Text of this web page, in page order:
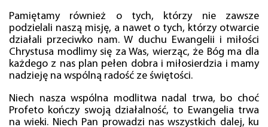
Pamiętamy również o tych, którzy nie zawsze
podzielali naszą misję, a nawet o tych, którzy otwarcie
działali przeciwko nam. W duchu Ewangelii i miłości
Chrystusa modlimy się za Was, wierząc, że Bóg ma dla
każdego z nas plan pełen dobra i miłosierdzia i mamy
nadzieję na wspólną radość ze świętości.
Niech nasza wspólna modlitwa nadal trwa, bo choć
Profeto kończy swoją działalność, to Ewangelia trwa
na wieki. Niech Pan prowadzi nas wszystkich dalej, ku